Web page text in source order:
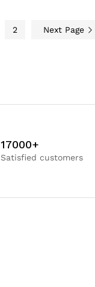
2 Next Page
17000+
Satisfied customers